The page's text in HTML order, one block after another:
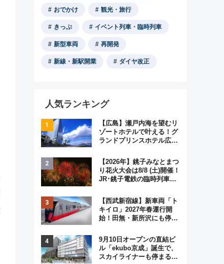
おでかけ 観光・旅行
きっぷ イベント列車・臨時列車
新型車両 再開発
新線・新駅開業 ダイヤ改正
人気ランキング
【広島】瀬戸内海を望むリ
ゾートホテルで叶える！グ
ランドプリンスホテル広島
ジュアルパーティープラン
【2026年】銚子みなとまつ
り花火大会は8/8 (土)開催！
JR･銚子電鉄の臨時列車や
く8,000発の大迫力＆屋台
を満喫
【西武新宿線】新車両「ト
キイロ」2027年春運行開
始！田無・新所沢にも停
弾」も
9月10日オープンの直結ビ
ル「ekubo京成」誕生で、
スカイライナーも停まる巨